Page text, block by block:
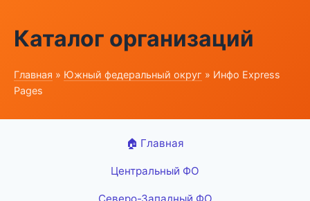
Каталог организаций
Главная » Южный федеральный округ » Инфо Express
Pages
🏠 Главная
Центральный ФО